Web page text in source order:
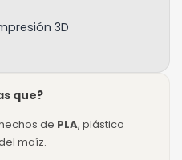
3D
que?
de PLA, plástico
maíz.